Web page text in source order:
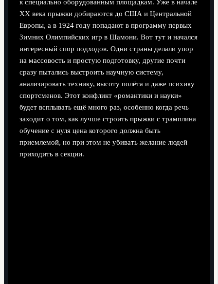
к специально оборудованным площадкам. Уже в начале
XX века прыжки добираются до США и Центральной
Европы, а в 1924 году попадают в программу первых
Зимних Олимпийских игр в Шамони. Вот тут и начался
интересный спор подходов. Одни страны делали упор
на массовость и простую подготовку, другие почти
сразу пытались выстроить научную систему,
анализировать технику, высоту полёта и даже психику
спортсменов. Этот конфликт «романтики и науки»
будет всплывать ещё много раз, особенно когда речь
заходит о том, как лучше строить прыжки с трамплина
обучение с нуля цена которого должна быть
приемлемой, но при этом не убивать желание людей
приходить в секции.